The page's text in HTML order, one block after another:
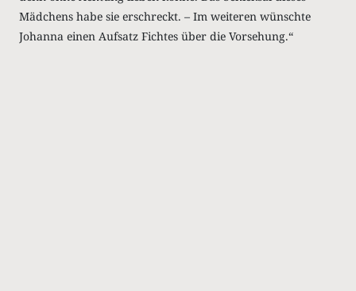
Mädchens habe sie erschreckt. – Im weiteren wünschte
Johanna einen Aufsatz Fichtes über die Vorsehung.“